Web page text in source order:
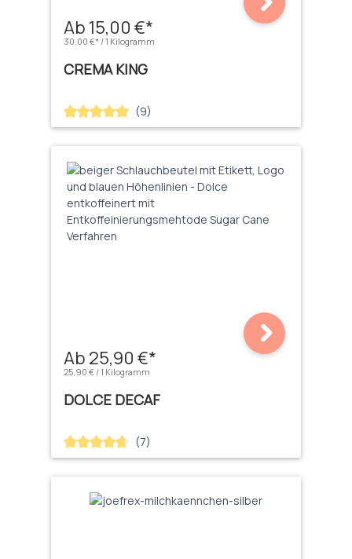
Ab 15,00 €*
30,00 €* / 1 Kilogramm
CREMA KING
Durchschnittliche Bewertung von 4.89 von 5 Sternen
(9)
Ab 25,90 €*
25,90 € / 1 Kilogramm
DOLCE DECAF
Durchschnittliche Bewertung von 4.71 von 5 Sternen
(7)